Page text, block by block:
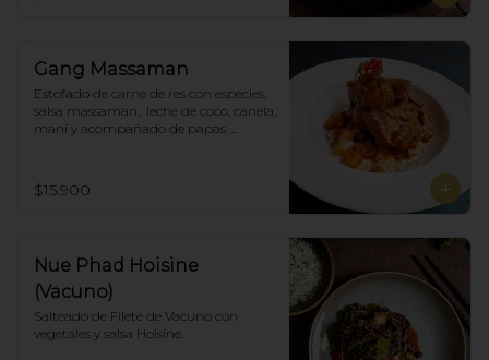
Gang Massaman
Estofado de carne de res con especies,
salsa massaman,  leche de coco, canela,
maní y acompañado de papas
$15.900
Nue Phad Hoisine
(Vacuno)
Salteado de Filete de Vacuno con
vegetales y salsa Hoisine.